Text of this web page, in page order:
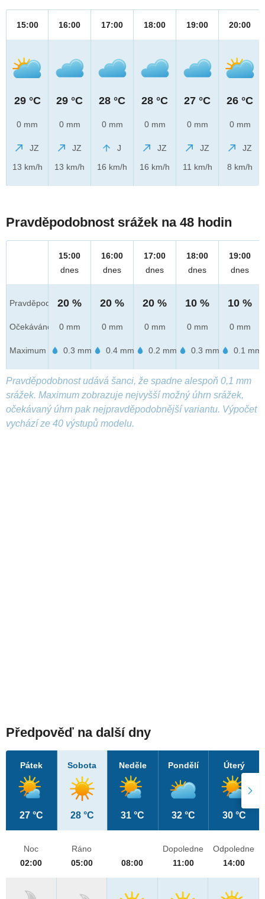
15:00
29 °C
0 mm
JZ
13 km/h
16:00
29 °C
0 mm
JZ
13 km/h
17:00
28 °C
0 mm
J
16 km/h
18:00
28 °C
0 mm
JZ
16 km/h
19:00
27 °C
0 mm
JZ
11 km/h
20:00
26 °C
0 mm
JZ
8 km/h
Pravděpodobnost srážek na 48 hodin
Pravděpod.
Očekáváno
Maximum
15:00
dnes
20 %
0 mm
0.3 mm
16:00
dnes
20 %
0 mm
0.4 mm
17:00
dnes
20 %
0 mm
0.2 mm
18:00
dnes
10 %
0 mm
0.3 mm
19:00
dnes
10 %
0 mm
0.1 mm
Pravděpodobnost udává šanci, že spadne alespoň 0,1 mm
srážek. Maximum zobrazuje nejvyšší možný úhrn srážek,
očekávaný úhrn pak nejpravděpodobnější variantu. Výpočet
vychází ze 40 výstupů modelu.
Předpověď na další dny
Pátek
27 °C
Sobota
28 °C
Neděle
31 °C
Pondělí
32 °C
Úterý
30 °C
Noc
02:00
Ráno
05:00
08:00
Dopoledne
11:00
Odpoledne
14:00